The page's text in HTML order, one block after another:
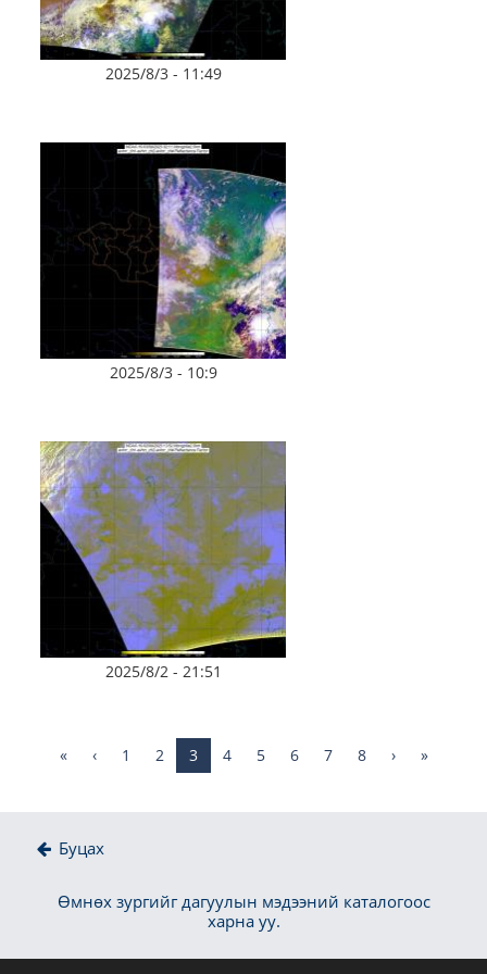
2025/8/3 - 11:49
2025/8/3 - 10:9
2025/8/2 - 21:51
« ‹ 1 2 3 4 5 6 7 8 › »
Буцах
Өмнөх зургийг дагуулын мэдээний каталогоос
харна уу.